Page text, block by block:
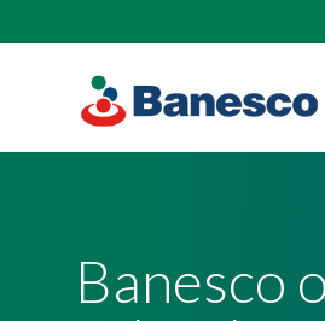
content
Banesco